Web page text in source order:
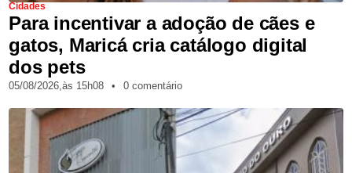
Cidades
Para incentivar a adoção de cães e
gatos, Maricá cria catálogo digital
dos pets
05/08/2026,às 15h08 • 0 comentário